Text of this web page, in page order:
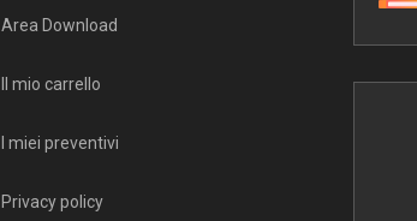
Area Download
Il mio carrello
I miei preventivi
Privacy policy